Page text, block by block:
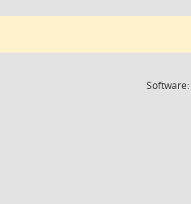
Software: